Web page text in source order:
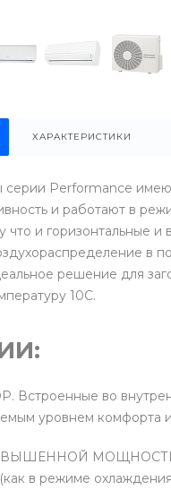
ХАРАКТЕРИСТИКИ
серии Performance
и работают в
что и горизонтальные
в
решение для
10С.
Встроенные во
уровнем комфорта
МОЩНОСТИ. В
в режиме